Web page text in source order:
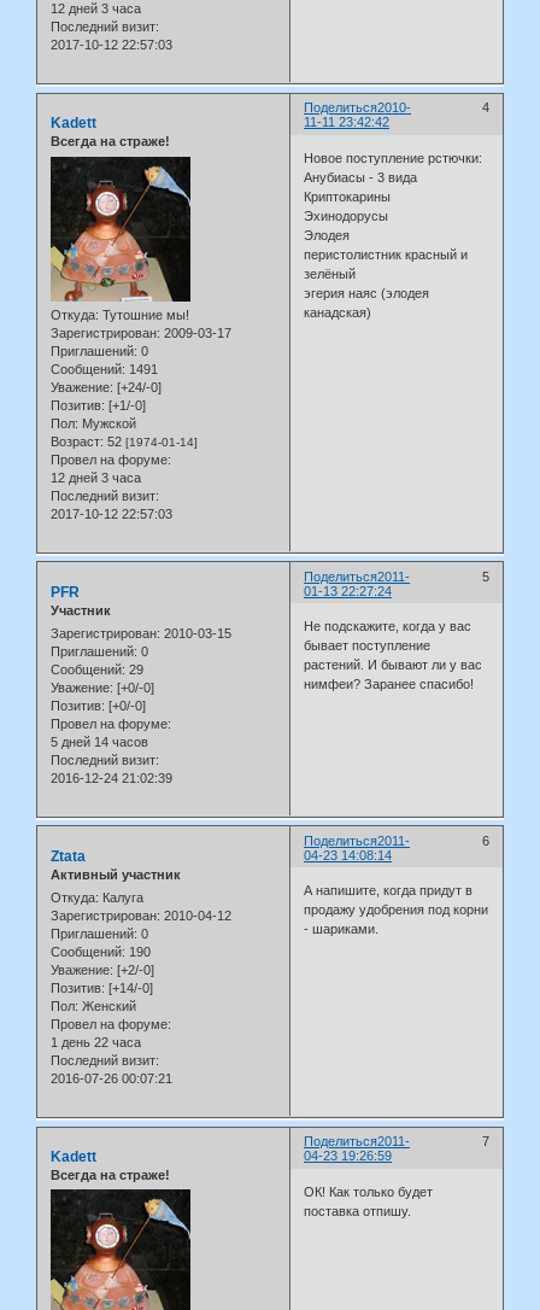
12 дней 3 часа
Последний визит:
2017-10-12 22:57:03
Поделиться 4
2010-
11-11 23:42:42
Kadett
Всегда на страже!
Откуда: Тутошние мы!
Зарегистрирован: 2009-03-17
Приглашений: 0
Сообщений: 1491
Уважение: [+24/-0]
Позитив: [+1/-0]
Пол: Мужской
Возраст: 52 [1974-01-14]
Провел на форуме:
12 дней 3 часа
Последний визит:
2017-10-12 22:57:03
Новое поступление рстючки:
Анубиасы - 3 вида
Криптокарины
Эхинодорусы
Элодея
перистолистник красный и
зелёный
эгерия наяс (элодея
канадская)
Поделиться 5
2011-
01-13 22:27:24
PFR
Участник
Зарегистрирован: 2010-03-15
Приглашений: 0
Сообщений: 29
Уважение: [+0/-0]
Позитив: [+0/-0]
Провел на форуме:
5 дней 14 часов
Последний визит:
2016-12-24 21:02:39
Не подскажите, когда у вас
бывает поступление
растений. И бывают ли у вас
нимфеи? Заранее спасибо!
Поделиться 6
2011-
04-23 14:08:14
Ztata
Активный участник
Откуда: Калуга
Зарегистрирован: 2010-04-12
Приглашений: 0
Сообщений: 190
Уважение: [+2/-0]
Позитив: [+14/-0]
Пол: Женский
Провел на форуме:
1 день 22 часа
Последний визит:
2016-07-26 00:07:21
А напишите, когда придут в
продажу удобрения под корни
- шариками.
Поделиться 7
2011-
04-23 19:26:59
Kadett
Всегда на страже!
ОК! Как только будет
поставка отпишу.